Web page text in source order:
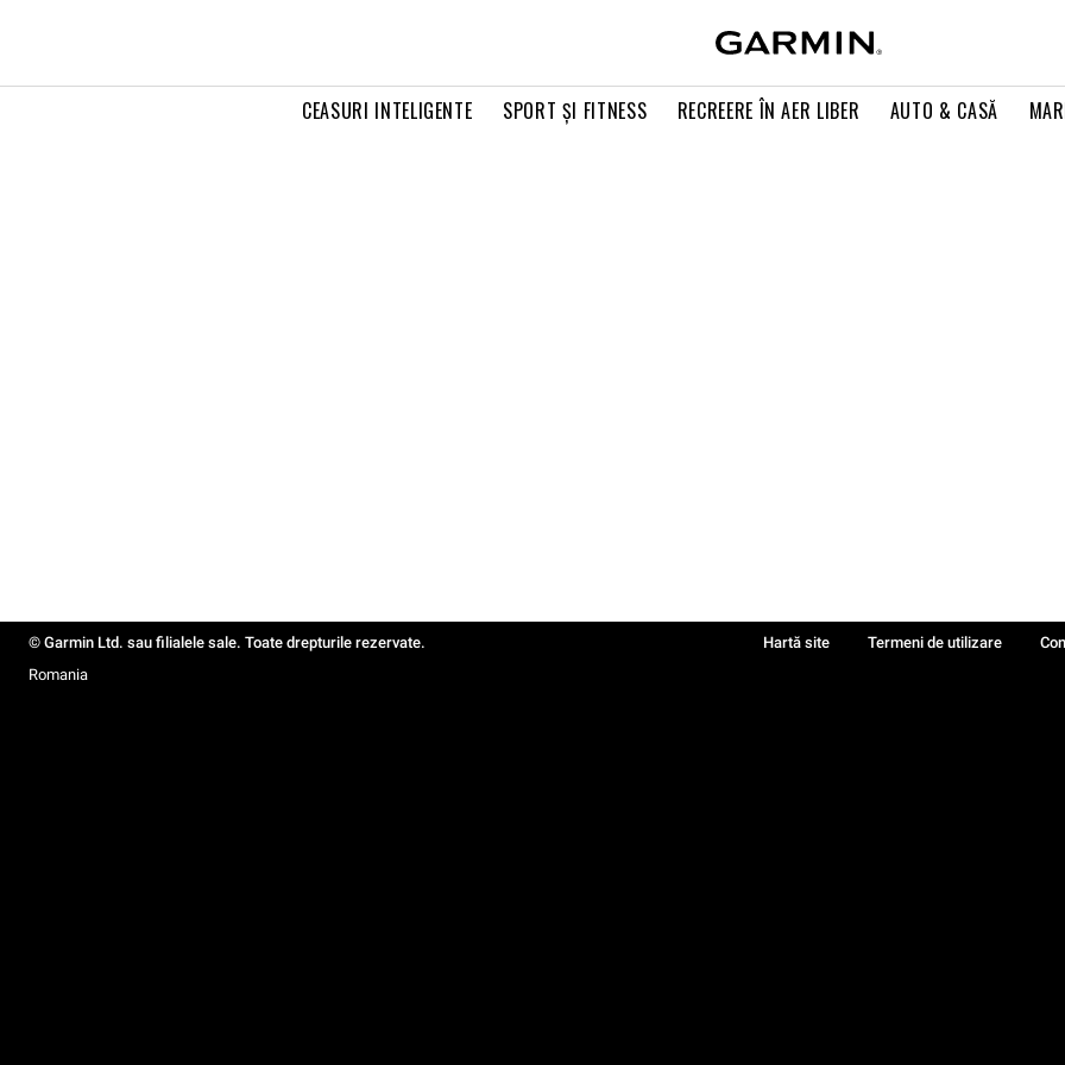
CEASURI INTELIGENTE SPORT ŞI FITNESS RECREERE ÎN AER LIBER AUTO & CASĂ
© Garmin Ltd. sau filialele sale. Toate drepturile rezervate. Hartă site Termeni de utilizare
Romania